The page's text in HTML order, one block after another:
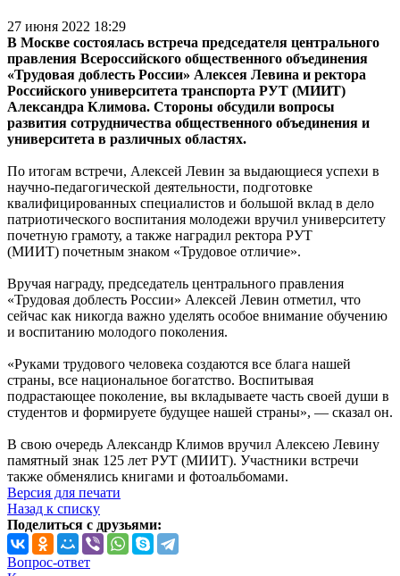
27 июня 2022 18:29
В Москве состоялась встреча председателя центрального
правления Всероссийского общественного объединения
«Трудовая доблесть России» Алексея Левина и ректора
Российского университета транспорта РУТ (МИИТ)
Александра Климова. Стороны обсудили вопросы
развития сотрудничества общественного объединения и
университета в различных областях.
По итогам встречи, Алексей Левин за выдающиеся успехи в
научно-педагогической деятельности, подготовке
квалифицированных специалистов и большой вклад в дело
патриотического воспитания молодежи вручил университету
почетную грамоту, а также наградил ректора РУТ
(МИИТ) почетным знаком «Трудовое отличие».
Вручая награду, председатель центрального правления
«Трудовая доблесть России» Алексей Левин отметил, что
сейчас как никогда важно уделять особое внимание обучению
и воспитанию молодого поколения.
«Руками трудового человека создаются все блага нашей
страны, все национальное богатство. Воспитывая
подрастающее поколение, вы вкладываете часть своей души в
студентов и формируете будущее нашей страны», ― сказал он.
В свою очередь Александр Климов вручил Алексею Левину
памятный знак 125 лет РУТ (МИИТ). Участники встречи
также обменялись книгами и фотоальбомами.
Версия для печати
Назад к списку
Поделиться с друзьями:
Вопрос-ответ